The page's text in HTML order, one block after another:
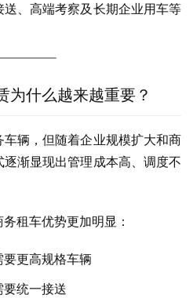
、高端考察及长期企业用车等
为什么越来越重要？
辆，但随着企业规模扩大和商
渐显现出管理成本高、调度不
租车优势更加明显：
更高规格车辆
统一接送